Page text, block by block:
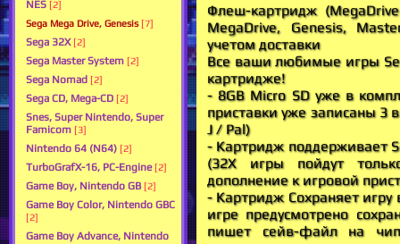
NES [2]
Sega Mega Drive, Genesis [7]
Sega 32X [2]
Sega Master System [2]
Sega Nomad [2]
Sega CD, Mega-CD [2]
Snes, Super Nintendo, Super
Famicom [3]
Nintendo 64 (N64) [2]
TurboGrafX-16, PC-Engine [2]
Game Boy, Nintendo GB [2]
Game Boy Color, Nintendo GBC
[2]
Game Boy Advance, Nintendo
Флеш-картридж
MegaDrive, Genesis,
учетом доставки
Все ваши любимые игры
картридже!
- 8GB Micro SD уже в
приставки уже записаны 3
J / Pal)
- Картридж поддерживает
(32X игры пойдут
дополнение к игровой
- Картридж Сохраняет игру
игре предусмотрено
пишет сейв-файл на